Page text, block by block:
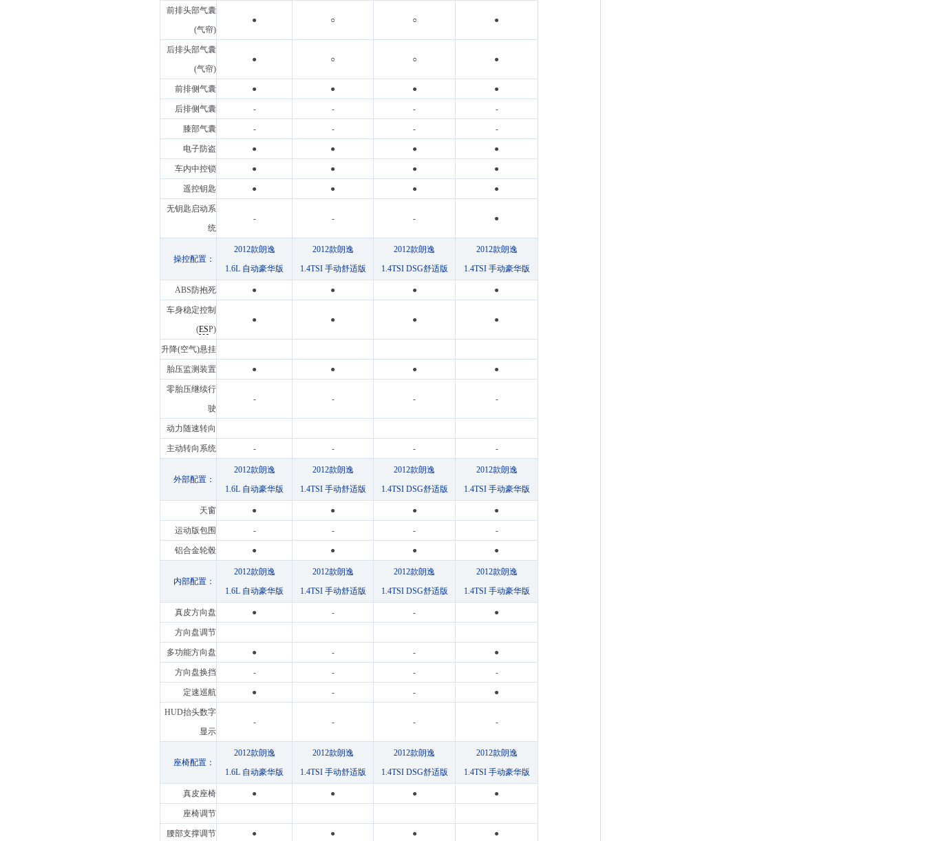
前排头部气囊
(气帘)
● ○ ○ ●
后排头部气囊
(气帘)
● ○ ○ ●
前排侧气囊 ● ● ● ●
后排侧气囊 - - - -
膝部气囊 - - - -
电子防盗 ● ● ● ●
车内中控锁 ● ● ● ●
遥控钥匙 ● ● ● ●
无钥匙启动系
统
- - - ●
操控配置：
2012款朗逸
1.6L 自动豪华版
2012款朗逸
1.4TSI 手动舒适版
2012款朗逸
1.4TSI DSG舒适版
2012款朗逸
1.4TSI 手动豪华版
ABS防抱死 ● ● ● ●
车身稳定控制
(ESP)
● ● ● ●
升降(空气)悬挂
胎压监测装置 ● ● ● ●
零胎压继续行
驶
- - - -
动力随速转向
主动转向系统 - - - -
外部配置：
2012款朗逸
1.6L 自动豪华版
2012款朗逸
1.4TSI 手动舒适版
2012款朗逸
1.4TSI DSG舒适版
2012款朗逸
1.4TSI 手动豪华版
天窗 ● ● ● ●
运动版包围 - - - -
铝合金轮毂 ● ● ● ●
内部配置：
2012款朗逸
1.6L 自动豪华版
2012款朗逸
1.4TSI 手动舒适版
2012款朗逸
1.4TSI DSG舒适版
2012款朗逸
1.4TSI 手动豪华版
真皮方向盘 ● - - ●
方向盘调节
多功能方向盘 ● - - ●
方向盘换挡 - - - -
定速巡航 ● - - ●
HUD抬头数字
显示
- - - -
座椅配置：
2012款朗逸
1.6L 自动豪华版
2012款朗逸
1.4TSI 手动舒适版
2012款朗逸
1.4TSI DSG舒适版
2012款朗逸
1.4TSI 手动豪华版
真皮座椅 ● ● ● ●
座椅调节
腰部支撑调节 ● ● ● ●